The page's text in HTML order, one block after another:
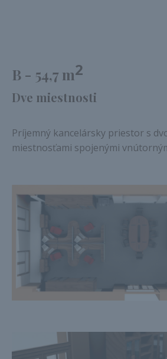
B - 54,7 m2
Dve miestnosti
Príjemný kancelársky priestor s
miestnosťami spojenými